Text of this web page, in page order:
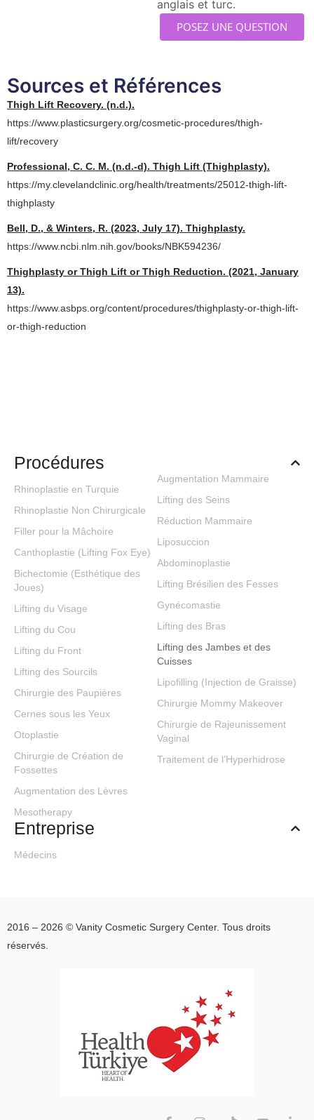
anglais et turc.
POSEZ UNE QUESTION
Sources et Références
Thigh Lift Recovery. (n.d.).
https://www.plasticsurgery.org/cosmetic-procedures/thigh-
lift/recovery
Professional, C. C. M. (n.d.-d). Thigh Lift (Thighplasty).
https://my.clevelandclinic.org/health/treatments/25012-thigh-lift-
thighplasty
Bell, D., & Winters, R. (2023, July 17). Thighplasty.
https://www.ncbi.nlm.nih.gov/books/NBK594236/
Thighplasty or Thigh Lift or Thigh Reduction. (2021, January
13).
https://www.asbps.org/content/procedures/thighplasty-or-thigh-lift-
or-thigh-reduction
Procédures
Rhinoplastie en Turquie
Rhinoplastie Non Chirurgicale
Filler pour la Mâchoire
Canthoplastie (Lifting Fox Eye)
Bichectomie (Esthétique des
Joues)
Lifting du Visage
Lifting du Cou
Lifting du Front
Lifting des Sourcils
Chirurgie des Paupières
Cernes sous les Yeux
Otoplastie
Chirurgie de Création de
Fossettes
Augmentation des Lèvres
Mesotherapy
Augmentation Mammaire
Lifting des Seins
Réduction Mammaire
Liposuccion
Abdominoplastie
Lifting Brésilien des Fesses
Gynécomastie
Lifting des Bras
Lifting des Jambes et des
Cuisses
Lipofilling (Injection de Graisse)
Chirurgie Mommy Makeover
Chirurgie de Rajeunissement
Vaginal
Traitement de l’Hyperhidrose
Entreprise
Médecins
2016 – 2026 © Vanity Cosmetic Surgery Center. Tous droits
réservés.